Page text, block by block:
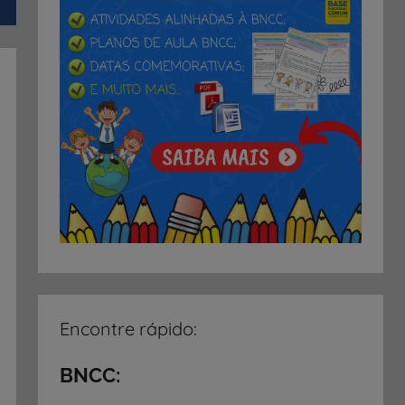
Encontre rápido:
BNCC: